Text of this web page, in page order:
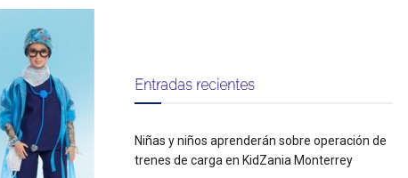
Entradas recientes
Niñas y niños aprenderán sobre operación de
trenes de carga en KidZania Monterrey